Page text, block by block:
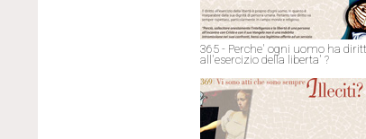
365 - Perche' ogni uomo ha
all'esercizio della liberta' ?